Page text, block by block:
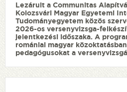
Lezárult a Communitas
Kolozsvári Magyar Egyetemi
Tudományegyetem közös
2026-os versenyvizsga-
jelentkezési időszaka. A
romániai magyar
pedagógusokat a